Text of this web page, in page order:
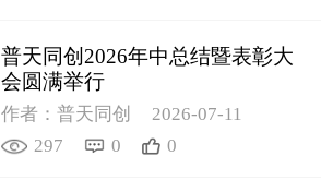
普天同创2026年中总结暨表彰大
会圆满举行
作者：普天同创
2026-07-11
297
0 0